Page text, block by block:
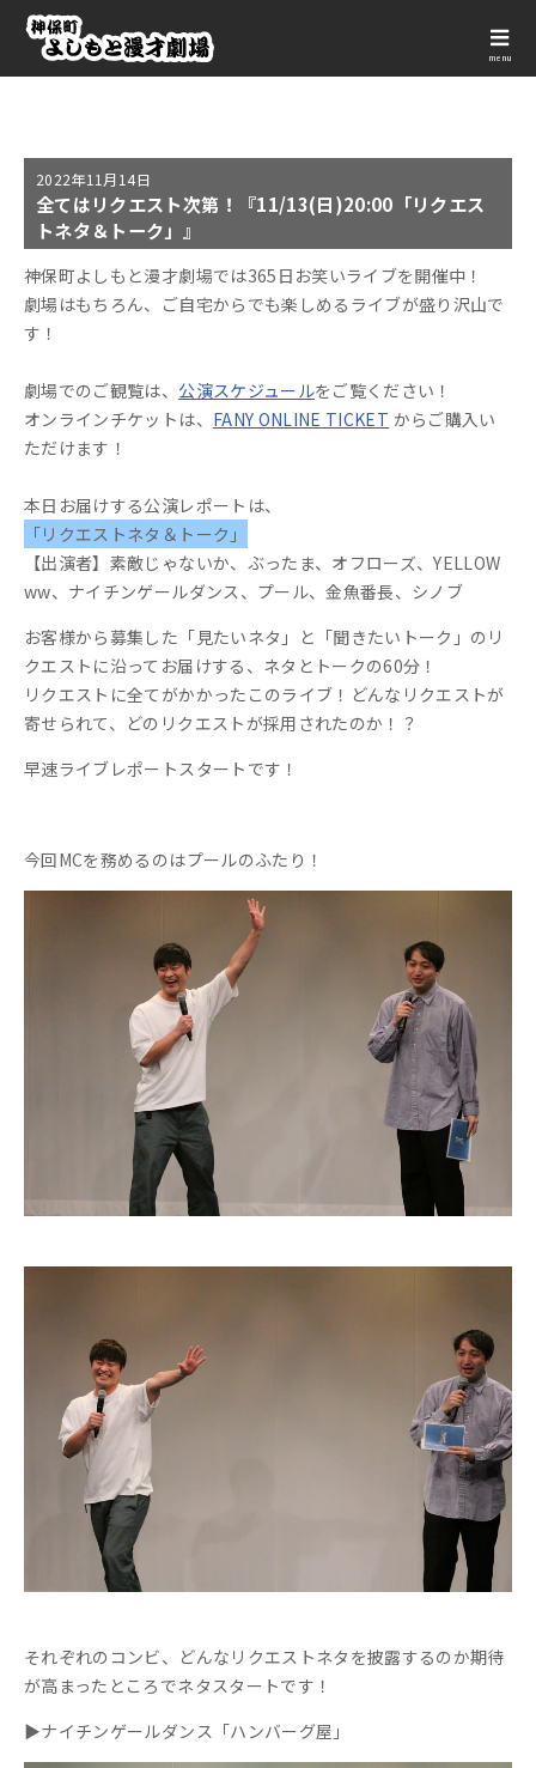
menu
2022年11月14日
全てはリクエスト次第！『11/13(日)20:00「リクエス
トネタ＆トーク」』
神保町よしもと漫才劇場では365日お笑いライブを開催中！
劇場はもちろん、ご自宅からでも楽しめるライブが盛り沢山で
す！
劇場でのご観覧は、 公演スケジュールをご覧ください！
オンラインチケットは、 FANY ONLINE TICKET からご購入い
ただけます！
本日お届けする公演レポートは、
「リクエストネタ＆トーク」
【出演者】素敵じゃないか、ぶったま、オフローズ、YELLOW
ww、ナイチンゲールダンス、プール、金魚番長、シノブ
お客様から募集した「見たいネタ」と「聞きたいトーク」のリ
クエストに沿ってお届けする、ネタとトークの60分！
リクエストに全てがかかったこのライブ！どんなリクエストが
寄せられて、どのリクエストが採用されたのか！？
早速ライブレポートスタートです！
今回MCを務めるのはプールのふたり！
それぞれのコンビ、どんなリクエストネタを披露するのか期待
が高まったところでネタスタートです！
▶ナイチンゲールダンス「ハンバーグ屋」